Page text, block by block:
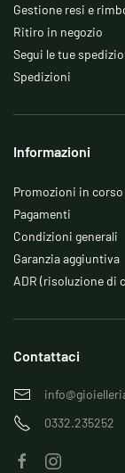
Gestione resi e
Ritiro in negozio
Segui le tue
Spedizioni
Informazioni
Promozioni in corso
Pagamenti
Condizioni generali
Garanzia aggiuntiva
ADR (risoluzione di
Contattaci
0332.235252